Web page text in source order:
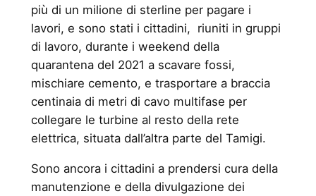
più di un milione di sterline per pagare i
lavori, e sono stati i cittadini, riuniti in gruppi
di lavoro, durante i weekend della
quarantena del 2021 a scavare fossi,
mischiare cemento, e trasportare a braccia
centinaia di metri di cavo multifase per
collegare le turbine al resto della rete
elettrica, situata dall’altra parte del Tamigi.
Sono ancora i cittadini a prendersi cura della
manutenzione e della divulgazione dei